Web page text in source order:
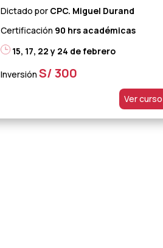
Dictado por CPC. Miguel Durand
Certificación 90 hrs académicas
15, 17, 22 y 24 de febrero
InversiónS/ 300
Ver curso